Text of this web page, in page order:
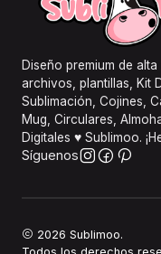
Diseño premium de
archivos, plantillas, Kit
Sublimación, Cojines,
Mug, Circulares,
Digitales ♥ Sublimoo.
Síguenos
2026 Sublimoo.